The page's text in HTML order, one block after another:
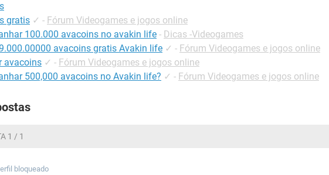
gratis ✓ - Fórum Videogames e jogos online
100.000 avacoins no avakin life - Dicas -Videogames
avacoins gratis Avakin life ✓ - Fórum Videogames e jogos online
avacoins ✓ - Fórum Videogames e jogos online
500,000 avacoins no Avakin life? ✓ - Fórum Videogames e jogos online
1 / 1
bloqueado